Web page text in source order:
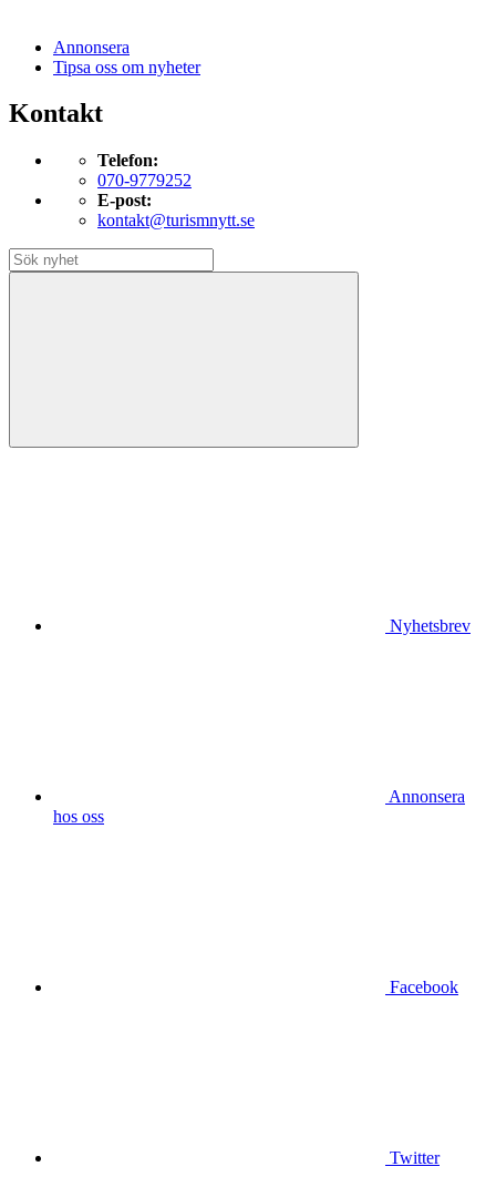
Annonsera
Tipsa oss om nyheter
Kontakt
Telefon:
070-9779252
E-post:
kontakt@turismnytt.se
Nyhetsbrev
Annonsera
hos oss
Facebook
Twitter